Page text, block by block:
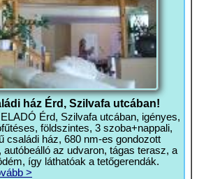
ház Érd, Szilvafa utcában!
Érd, Szilvafa utcában, igényes,
földszintes, 3 szoba+nappali,
családi ház, 680 nm-es gondozott
autóbeálló az udvaron, tágas terasz, a
így láthatóak a tetőgerendák.
>